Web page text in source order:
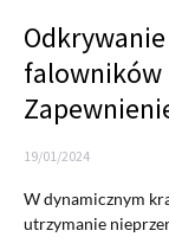
falowników
19/01/2024
W dynamicznym
utrzymanie